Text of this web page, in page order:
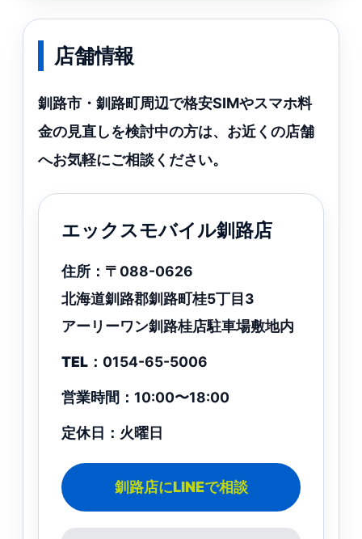
店舗情報
釧路市・釧路町周辺で格安SIMやスマホ料
金の見直しを検討中の方は、お近くの店舗
へお気軽にご相談ください。
エックスモバイル釧路店
住所： 〒088-0626
北海道釧路郡釧路町桂5丁目3
アーリーワン釧路桂店駐車場敷地内
TEL： 0154-65-5006
営業時間： 10:00〜18:00
定休日： 火曜日
釧路店にLINEで相談